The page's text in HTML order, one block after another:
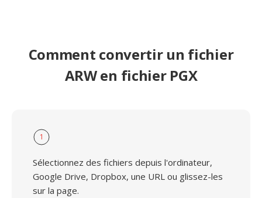
Comment convertir un fichier
ARW en fichier PGX
1
Sélectionnez des fichiers depuis l'ordinateur,
Google Drive, Dropbox, une URL ou glissez-les
sur la page.